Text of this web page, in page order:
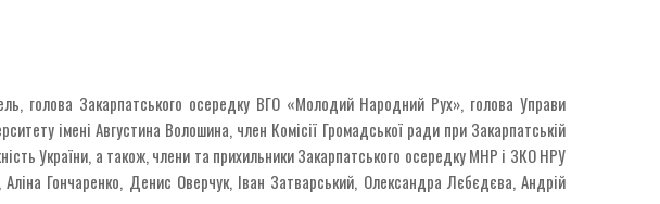
голова Закарпатського осередку ВГО «Молодий Народний Рух», голова Управи
імені Августина Волошина, член Комісії Громадської ради при Закарпатській
України, а також, члени та прихильники Закарпатського осередку МНР і ЗКО НРУ
Гончаренко, Денис Оверчук, Іван Затварський, Олександра Лєбєдєва, Андрій